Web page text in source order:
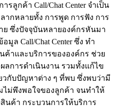
รลูกค้า Call/Chat Center จำเป็น
กหลายทั้ง การพูด การฟัง การ
ย ซึ่งปัจจุบันหลายองค์กรหันมา
ล Call/Chat Center ซึ่ง ทำ
าและบริการขององค์กร ช่วย
ลการดำเนินงาน รวมทั้งแก้ไข
วกับปัญหาต่าง ๆ ที่พบ ซึ่งพบว่ามี
ม่พึงพอใจของลูกค้า จนทำให้
นค้า กระบวนการให้บริการ